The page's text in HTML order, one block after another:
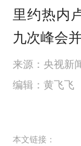
里约热内
九次峰会
来源：央视新
编辑：黄飞飞
本文链接：